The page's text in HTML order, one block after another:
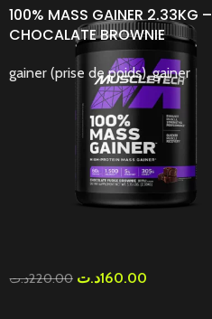
100% MASS GAINER 2.33KG –
CHOCALATE BROWNIE
gainer (prise de poids), gainer
220.00د.ت 160.00د.ت